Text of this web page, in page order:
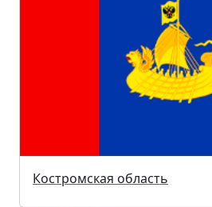
Костромская область